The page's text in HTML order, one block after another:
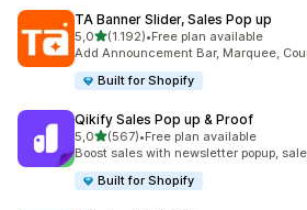
TA Banner Slider, Sales Pop up
5,05 yıldız üzerinden
(1.192)
toplam 1192 değerlendirme
•Free plan available
Add Announcement Bar, Marquee,
Built for Shopify
Qikify Sales Pop up & Proof
5,05 yıldız üzerinden
(567)
toplam 567 değerlendirme
•Free plan available
Boost sales with newsletter popup,
Built for Shopify